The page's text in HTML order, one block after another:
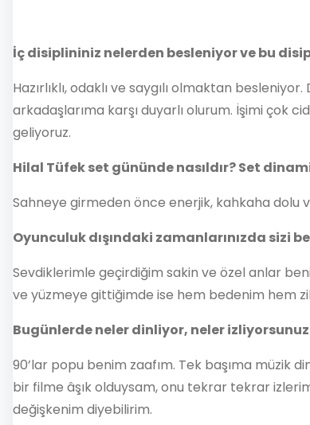
İç disiplininiz nelerden besleniyor ve bu
Hazırlıklı, odaklı ve saygılı olmaktan
arkadaşlarıma karşı duyarlı olurum. İşimi çok
geliyoruz.
Hilal Tüfek set gününde nasıldır? Set
Sahneye girmeden önce enerjik, kahkaha dolu
Oyunculuk dışındaki zamanlarınızda sizi
Sevdiklerimle geçirdiğim sakin ve özel anlar
ve yüzmeye gittiğimde ise hem bedenim hem
Bugünlerde neler dinliyor, neler
90’lar popu benim zaafım. Tek başıma müzik
bir filme âşık olduysam, onu tekrar tekrar
değişkenim diyebilirim.